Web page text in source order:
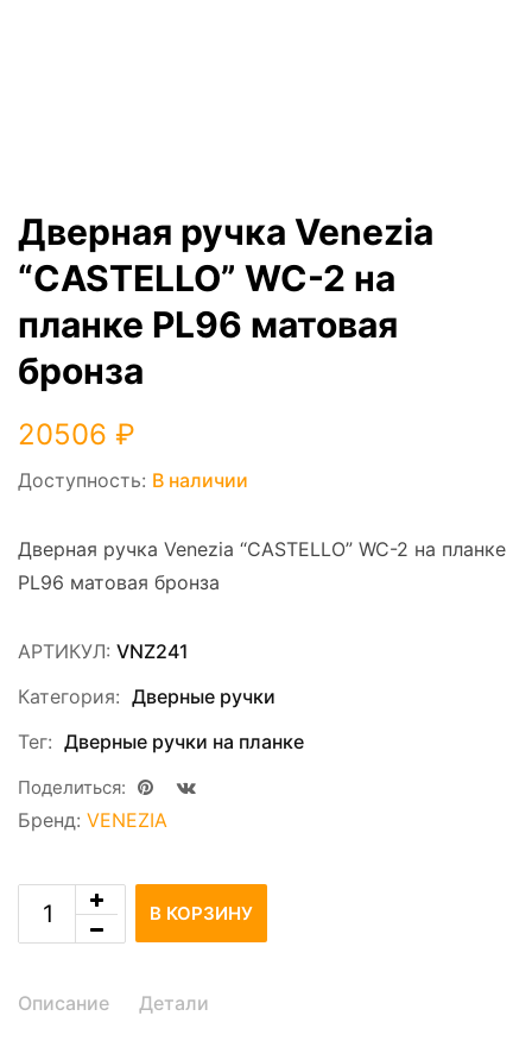
Дверная ручка Venezia
“CASTELLO” WC-2 на
планке PL96 матовая
бронза
20506 ₽
Доступность: В наличии
Дверная ручка Venezia “CASTELLO” WC-2 на планке
PL96 матовая бронза
АРТИКУЛ: VNZ241
Категория: Дверные ручки
Тег: Дверные ручки на планке
Поделиться:
Бренд: VENEZIA
В КОРЗИНУ
Описание Детали